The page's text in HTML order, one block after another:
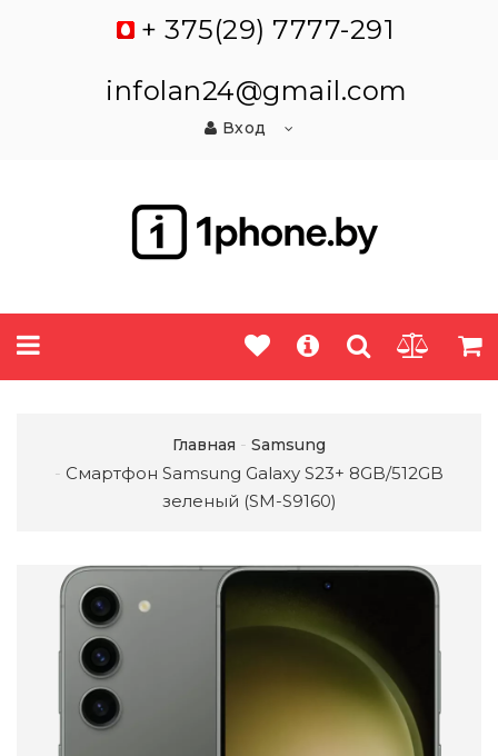
+ 375(29) 7777-291
infolan24@gmail.com
Вход
Главная Samsung
Смартфон Samsung Galaxy S23+ 8GB/512GB
зеленый (SM-S9160)